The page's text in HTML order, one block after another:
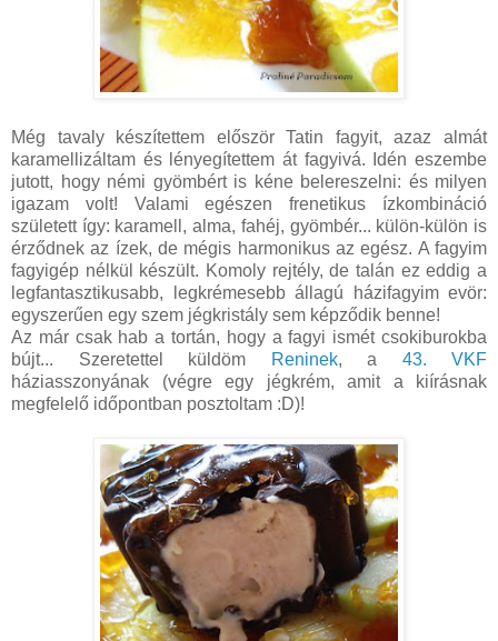
Még tavaly készítettem először Tatin fagyit, azaz almát
karamellizáltam és lényegítettem át fagyivá. Idén eszembe
jutott, hogy némi gyömbért is kéne belereszelni: és milyen
igazam volt! Valami egészen frenetikus ízkombináció
született így: karamell, alma, fahéj, gyömbér... külön-külön is
érződnek az ízek, de mégis harmonikus az egész. A fagyim
fagyigép nélkül készült. Komoly rejtély, de talán ez eddig a
legfantasztikusabb, legkrémesebb állagú házifagyim evör:
egyszerűen egy szem jégkristály sem képződik benne!
Az már csak hab a tortán, hogy a fagyi ismét csokiburokba
bújt... Szeretettel küldöm
Reninek, a 43. VKF
háziasszonyának (végre egy jégkrém, amit a kiírásnak
megfelelő időpontban posztoltam :D)!